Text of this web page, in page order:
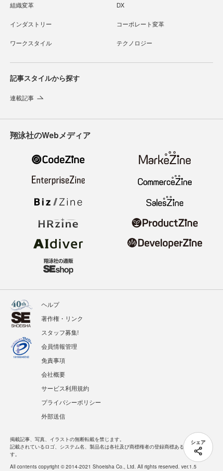
シェア
組織変革 DX
インダストリー コーポレート変革
ワークスタイル テクノロジー
記事スタイルから探す
連載記事
翔泳社のWebメディア
ヘルプ
著作権・リンク
スタッフ募集!
会員情報管理
免責事項
会社概要
サービス利用規約
プライバシーポリシー
外部送信
掲載記事、写真、イラストの無断転載を禁じます。
記載されているロゴ、システム名、製品名は各社及び商標権者の登録商標あるいは商標で
す。
All contents copyright © 2014-2021 Shoeisha Co., Ltd. All rights reserved. ver.1.5